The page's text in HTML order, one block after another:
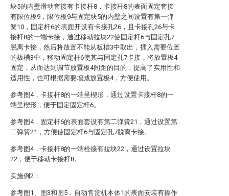
块5的内壁滑动套接有卡接杆8，卡接杆8的表面固定套接
有限位板9，限位板9与固定块5的内壁之间设置有第一弹
簧10，固定杆6的表面开设有卡接孔26，且卡接孔26与卡
接杆8的一端卡接，通过移动拉块22使固定杆6与固定孔7
脱离卡接，然后将放置不能从板槽3中取出，插入需要位置
的板槽3中，移动固定杆6使其与固定孔7卡接，将放置板4
固定，从而达到调节放置板4间距的目的，提高了实用性和
适用性，也可根据需要增减放置板4，方便使用。
参考图4，卡接杆8的一端呈楔形，通过设置卡接杆8的一
端呈楔形，便于固定固定杆6。
参考图4，固定杆6的表面套设有第二弹簧21，通过设置第
二弹簧21，方便使固定杆6与固定孔7脱离卡接。
参考图4，卡接杆8的一端栓接有拉块22，通过设置拉块
22，便于移动卡接杆8。
实施例2：
参考图1、图3和图5，自动售货机本体1的表面安装有操作